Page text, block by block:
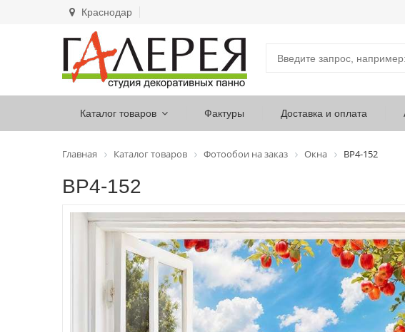
Краснодар
Каталог товаров Фактуры Доставка и оплата
Главная Каталог товаров Фотообои на заказ Окна ВР4-152
ВР4-152